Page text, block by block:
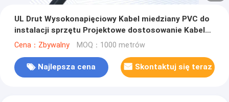
UL Drut Wysokonapięciowy Kabel miedziany PVC do
instalacji sprzętu Projektowe dostosowanie Kabel
zasilany
Cena：Zbywalny MOQ：1000 metrów
Najlepsza cena Skontaktuj się teraz